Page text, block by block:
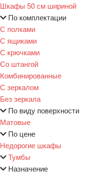
Шкафы 50 см шириной
По комплектации
С полками
С ящиками
С крючками
Со штангой
Комбинированные
С зеркалом
Без зеркала
По виду поверхности
Матовые
По цене
Недорогие шкафы
Тумбы
Назначение